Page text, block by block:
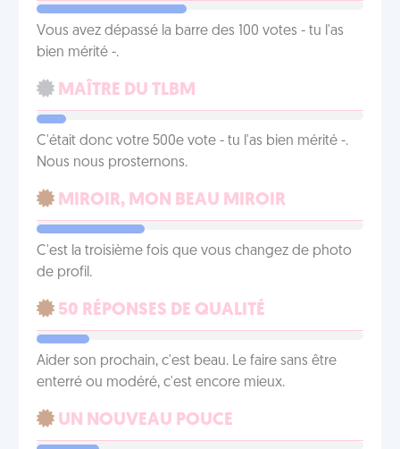
Vous avez dépassé la barre des 100 votes - tu l'as
bien mérité -.
MAÎTRE DU TLBM
C'était donc votre 500e vote - tu l'as bien mérité -.
Nous nous prosternons.
MIROIR, MON BEAU MIROIR
C'est la troisième fois que vous changez de photo
de profil.
50 RÉPONSES DE QUALITÉ
Aider son prochain, c'est beau. Le faire sans être
enterré ou modéré, c'est encore mieux.
UN NOUVEAU POUCE